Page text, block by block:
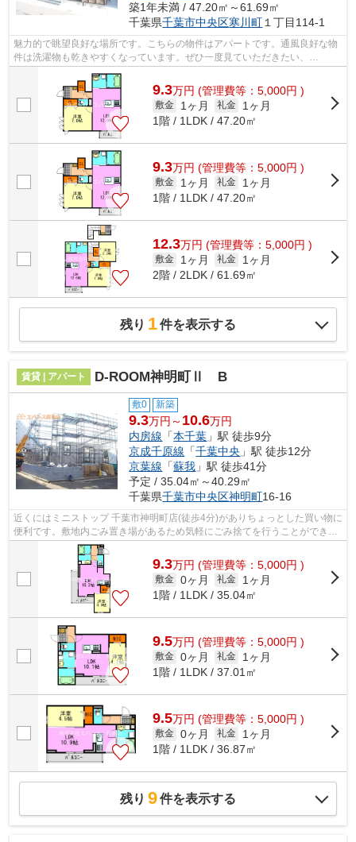
築1年未満 / 47.20㎡～61.69㎡
千葉県千葉市中央区寒川町 １丁目114-1
魅力的で眺望良好な場所です。こちらの物件はアパートです。通風良好な物
件は洗濯物も乾きやすくなっています。ぜひ一度見ていただきたい、
「Maison Ishikawa」です。エバンス 蘇我...
9.3万円 (管理費等：5,000円 )
敷金 1ヶ月 礼金
1ヶ月
1階 / 1LDK / 47.20㎡
9.3万円 (管理費等：5,000円 )
敷金 1ヶ月 礼金
1ヶ月
1階 / 1LDK / 47.20㎡
12.3万円 (管理費等：5,000円 )
敷金 1ヶ月 礼金
1ヶ月
2階 / 2LDK / 61.69㎡
残り 1件を表示する
賃貸 | アパート D-ROOM神明町Ⅱ B
敷0 新築
9.3万円～ 10.6万円
内房線 「本千葉 」駅 徒歩9分
京成千原線 「千葉中央 」駅 徒歩12分
京葉線 「蘇我 」駅 徒歩41分
予定 / 35.04㎡～40.29㎡
千葉県千葉市中央区神明町16-16
近くにはミニストップ 千葉市神明町店(徒歩4分)がありちょっとした買い物に
便利です。敷地内ごみ置き場があるため気軽にごみ捨てを行うことができ、
ゴミの多い時も安心です。うっとり...
9.3万円 (管理費等：5,000円 )
敷金 0ヶ月 礼金
1ヶ月
1階 / 1LDK / 35.04㎡
9.5万円 (管理費等：5,000円 )
敷金 0ヶ月 礼金
1ヶ月
1階 / 1LDK / 37.01㎡
9.5万円 (管理費等：5,000円 )
敷金 0ヶ月 礼金
1ヶ月
1階 / 1LDK / 36.87㎡
残り 9件を表示する